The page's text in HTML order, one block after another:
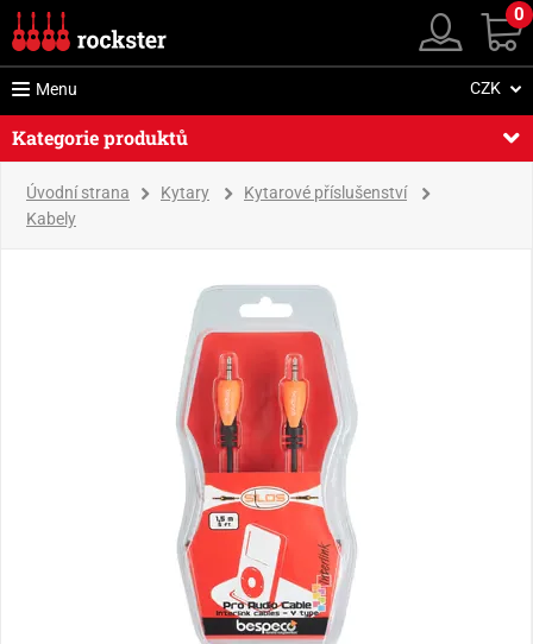
0
Menu CZK
Kategorie produktů
Úvodní strana Kytary
Kytarové příslušenství
Kabely